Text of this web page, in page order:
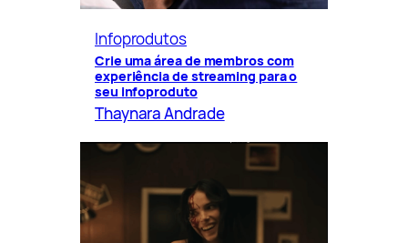
Infoprodutos
Crie uma área de membros com
experiência de streaming para o
seu infoproduto
Thaynara Andrade